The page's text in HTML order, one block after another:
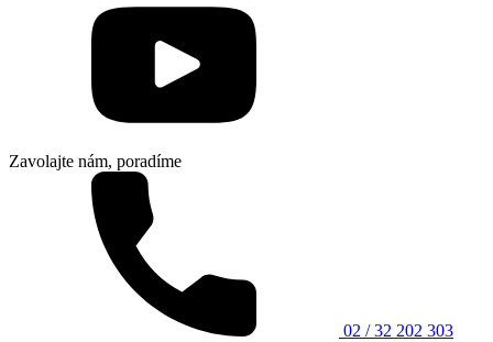
Zavolajte nám, poradíme
02 / 32 202 303